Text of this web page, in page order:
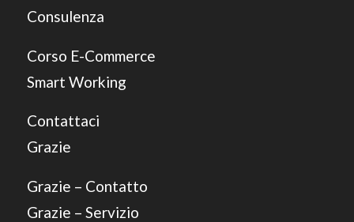
Consulenza
Corso E-Commerce
Smart Working
Contattaci
Grazie
Grazie – Contatto
Grazie – Servizio